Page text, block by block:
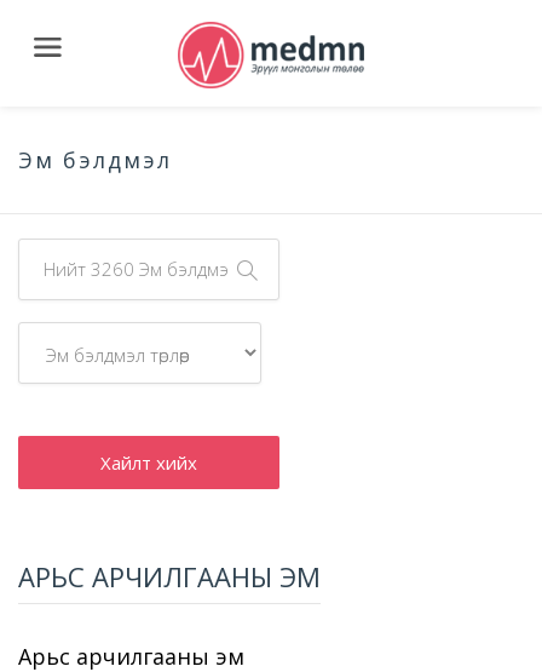
Эм бэлдмэл
Хайлт хийх
АРЬС АРЧИЛГААНЫ ЭМ
Арьс арчилгааны эм